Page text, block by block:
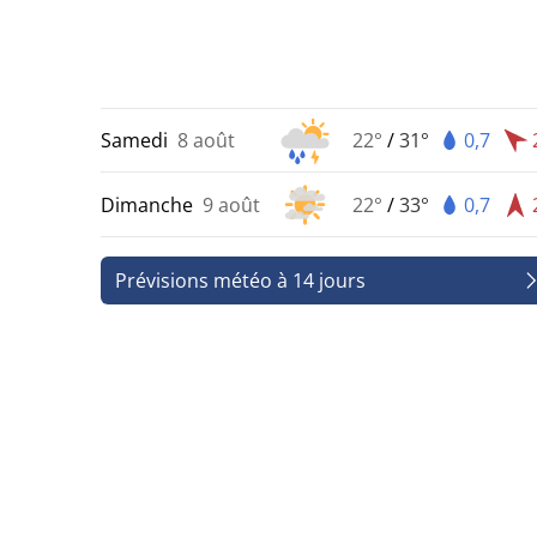
Samedi 8 août 22° /31° 0,7
Dimanche 9 août 22° /33° 0,7
Prévisions météo à 14 jours